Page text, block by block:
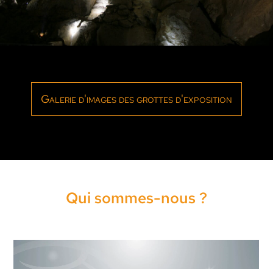
Galerie d'images des grottes d'exposition
Qui sommes-nous ?